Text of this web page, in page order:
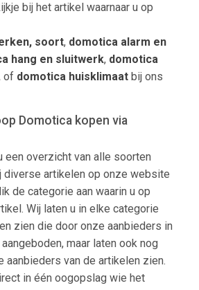
bij het artikel waarnaar u op
soort, domotica alarm en
hang en sluitwerk, domotica
of domotica huisklimaat bij ons
Domotica kopen via
een overzicht van alle soorten
diverse artikelen op onze website
de categorie aan waarin u op
Wij laten u in elke categorie
zien die door onze aanbieders in
maar laten ook nog
van de artikelen zien.
in één oogopslag wie het